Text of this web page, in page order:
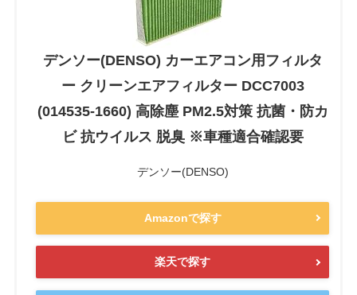
デンソー(DENSO) カーエアコン用フィルタ
ー クリーンエアフィルター DCC7003
(014535-1660) 高除塵 PM2.5対策 抗菌・防カ
ビ 抗ウイルス 脱臭 ※車種適合確認要
デンソー(DENSO)
Amazonで探す
楽天で探す